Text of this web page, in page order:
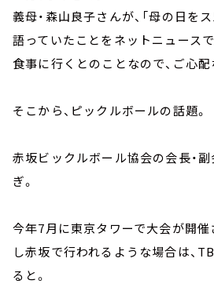
義母・森山良子さんが、「母の日を
語っていたことをネットニュースで
食事に行くとのことなので、ご心配
そこから、ピックルボールの話題。
赤坂ビックルボール協会の会長・
ぎ。
今年7月に東京タワーで大会が開催
し赤坂で行われるような場合は、
ると。